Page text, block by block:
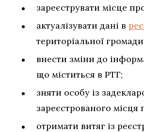
зареєструвати місце
актуалізувати дані в
територіальної
внести зміни до
що міститься в РТГ;
зняти особу із
зареєстрованого
отримати витяг із